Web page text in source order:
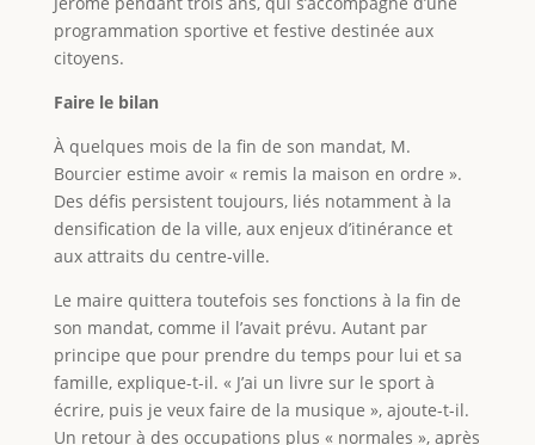
programmation sportive et festive destinée aux
citoyens.
Faire le bilan
À quelques mois de la fin de son mandat, M.
Bourcier estime avoir « remis la maison en ordre ».
Des défis persistent toujours, liés notamment à la
densification de la ville, aux enjeux d’itinérance et
aux attraits du centre-ville.
Le maire quittera toutefois ses fonctions à la fin de
son mandat, comme il l’avait prévu. Autant par
principe que pour prendre du temps pour lui et sa
famille, explique-t-il. « J’ai un livre sur le sport à
écrire, puis je veux faire de la musique », ajoute-t-il.
Un retour à des occupations plus « normales », après